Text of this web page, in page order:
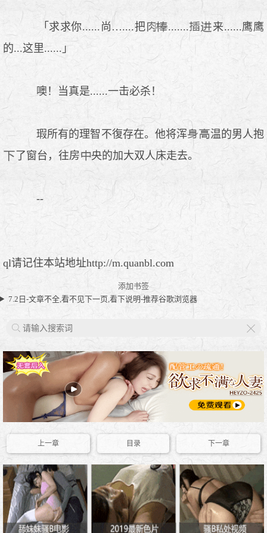
「求求你......尚…....把 .......
来......鹰鹰
的...这里......」
噢！当真是......一击必杀！
瑕所有的理智不復存在。他将浑
温的男人抱
了窗台，往房
央的加大双人床走去。
--
ql请记住本站地址http://m.quanbl.com
添加书签
7.2日-文章不全,看不见下一页,看下说明-推荐谷歌浏览器
上一章 目录 下一章